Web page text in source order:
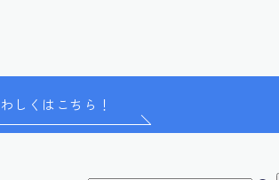
しくはこちら！